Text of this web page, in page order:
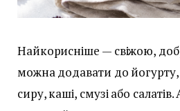
Найкорисніше — свіжою,
можна додавати до
сиру, каші, смузі або